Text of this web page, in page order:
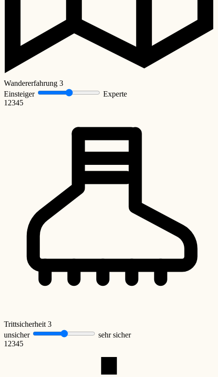
Wandererfahrung 3
Einsteiger
Experte
1 2345
Trittsicherheit 3
unsicher
sehr sicher
1 2345